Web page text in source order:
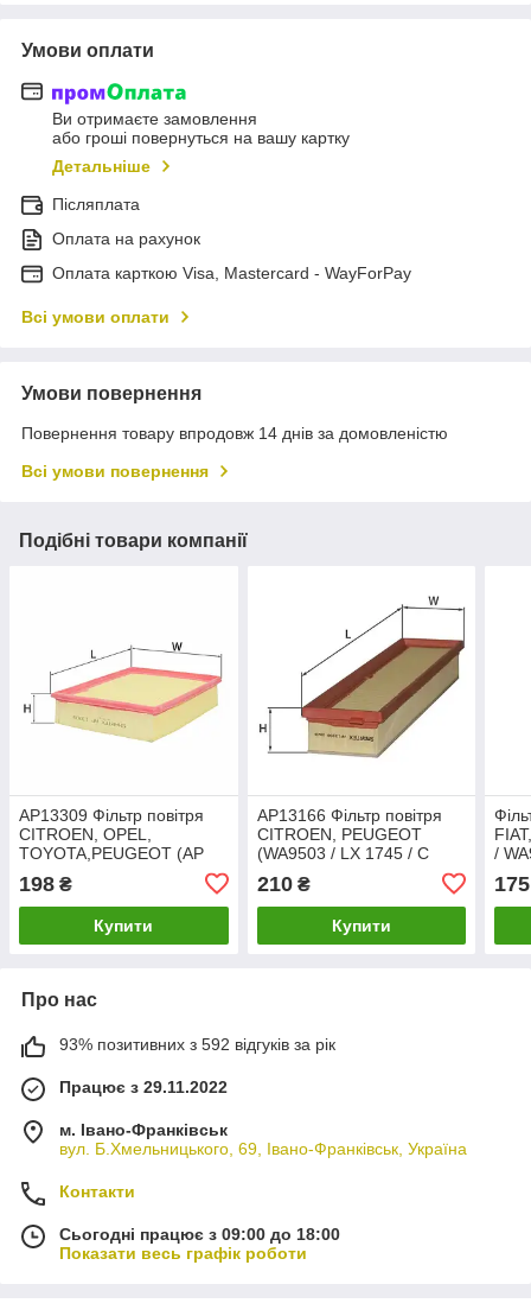
Умови оплати
Ви отримаєте замовлення
або гроші повернуться на вашу картку
Детальніше
Післяплата
Оплата на рахунок
Оплата карткою Visa, Mastercard - WayForPay
Всі умови оплати
Умови повернення
Повернення товару впродовж 14 днів за домовленістю
Всі умови повернення
Подібні товари компанії
AP13309 Фільтр повітря
CITROEN, OPEL,
TOYOTA,PEUGEOT (AP
196/8, WA9802, LX 3987,
C24017)
198 ₴
Купити
AP13166 Фільтр повітря
CITROEN, PEUGEOT
(WA9503 / LX 1745 / C
210₴
Купити
/
175
Про нас
93% позитивних з 592 відгуків за рік
Працює з 29.11.2022
м. Івано-Франківськ
вул. Б.Хмельницького, 69, Івано-Франківськ, Україна
Контакти
Сьогодні працює з 09:00 до 18:00
Показати весь графік роботи